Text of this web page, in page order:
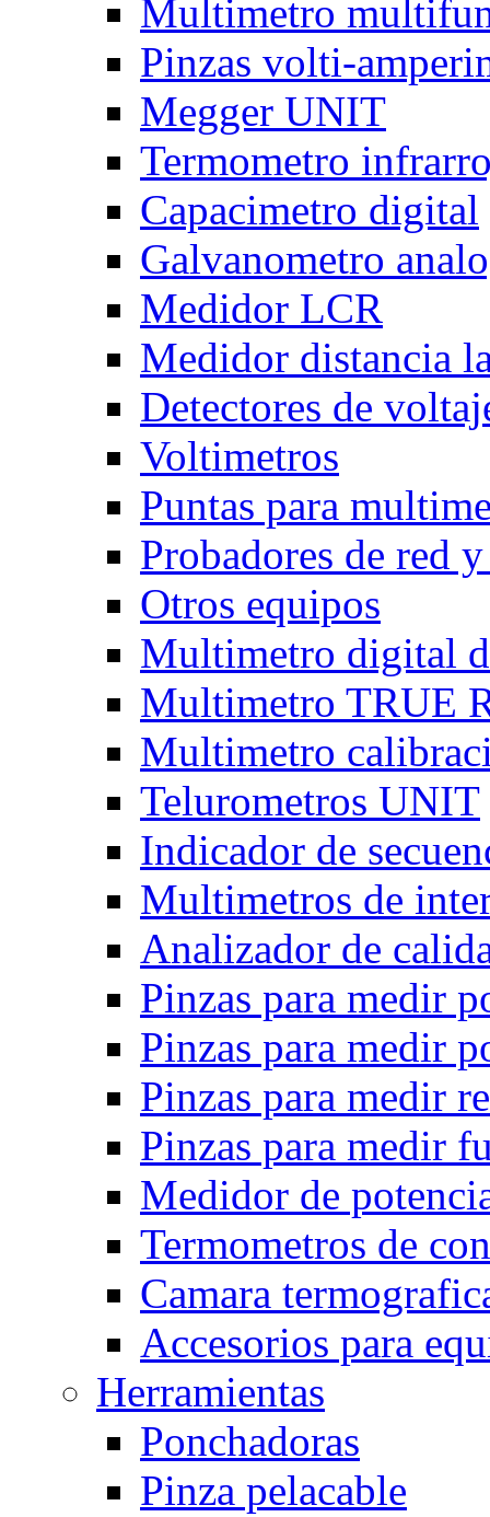
Multimetro
Pinzas volti-
Megger UNIT
Termometro
Capacimetro digital
Galvanometro
Medidor LCR
Medidor distancia
Detectores de
Voltimetros
Puntas para
Probadores de red
Otros equipos
Multimetro digital
Multimetro TRUE
Multimetro
Telurometros UNIT
Indicador de
Multimetros de
Analizador de
Pinzas para medir
Pinzas para medir
Pinzas para medir
Pinzas para medir
Medidor de
Termometros de
Camara
Accesorios para
Herramientas
Ponchadoras
Pinza pelacable